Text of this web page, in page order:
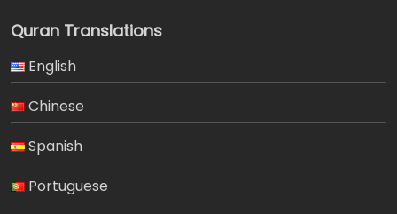
Quran Translations
English
Chinese
Spanish
Portuguese